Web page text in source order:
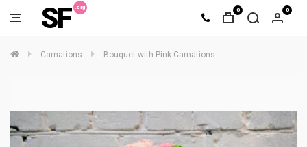
SF 0 0
Carnations Bouquet with Pink Carnations